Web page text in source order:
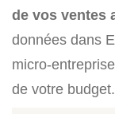
de vos ventes
données dans
micro-
de votre budget.